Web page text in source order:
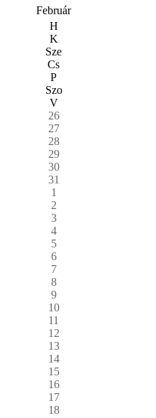
Február
H
K
Sze
Cs
P
Szo
V
26
27
28
29
30
31
1
2
3
4
5
6
7
8
9
10
11
12
13
14
15
16
17
18